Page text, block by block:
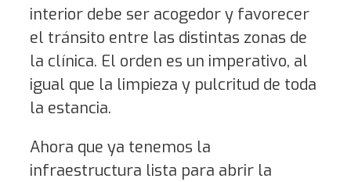
interior debe ser acogedor y favorecer
el tránsito entre las distintas zonas de
la clínica. El orden es un imperativo, al
igual que la limpieza y pulcritud de toda
la estancia.
Ahora que ya tenemos la
infraestructura lista para abrir la